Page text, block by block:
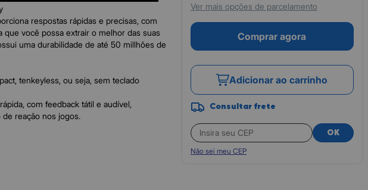
Ver mais opções de parcelamento
Comprar agora
Adicionar ao carrinho
Consultar frete
OK
Não sei meu CEP
respostas rápidas e precisas, com
que você possa extrair o melhor das suas
uma durabilidade de até 50 millhões de
tenkeyless, ou seja, sem teclado
com feedback tátil e audível,
reação nos jogos.